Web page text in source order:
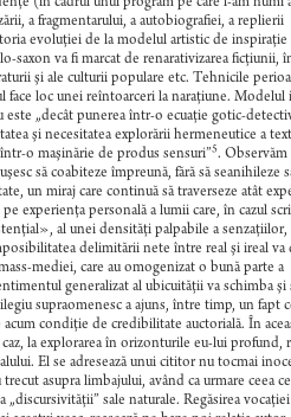
a fragmentarului, a autobiografiei, a replierii
evoluţiei de la modelul artistic de inspiraţie
saxon va fi marcat de renarativizarea ficţiunii,
şi ale culturii populare etc. Tehnicile
face loc unei reîntoarceri la naraţiune. Modelul
„decât punerea într-o ecuaţie gotic-
şi necesitatea explorării hermeneutice a
o maşinărie de produs sensuri”5. Observăm
să coabiteze împreună, fără să seanihileze
un miraj care continuă să traverseze atât
experienţa personală a lumii care, în cazul
al unei densităţi palpabile a senzaţiilor,
delimitării nete între real şi ireal va
mediei, care au omogenizat o bună parte a
generalizat al ubicuităţii va schimba şi
supraomenesc a ajuns, între timp, un fapt
condiţie de credibilitate auctorială. În
la explorarea în orizonturile eu-lui profund,
El se adresează unui cititor nu tocmai
asupra limbajului, având ca urmare ceea
sale naturale. Regăsirea